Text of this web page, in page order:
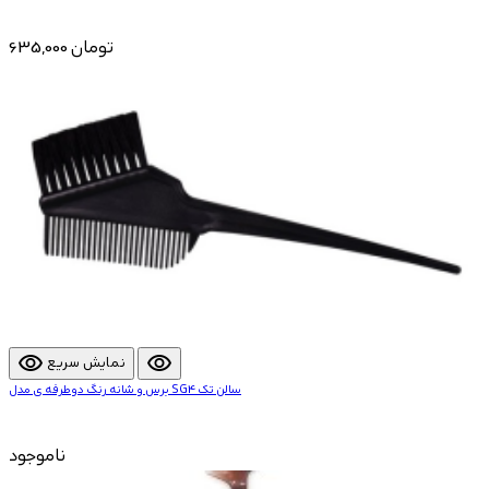
635,000 تومان
visibility نمایش سریع visibility
برس و شانه رنگ دوطرفه ی مدل SG4 سالن تک
ناموجود